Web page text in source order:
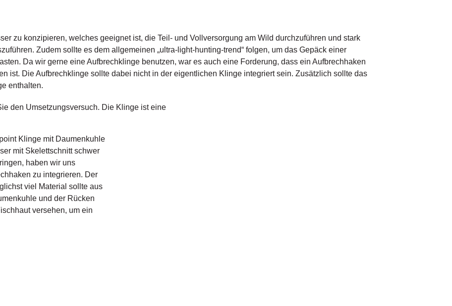
zu konzipieren, welches geeignet ist, die Teil- und Vollversorgung am Wild durchzuführen und stark
Zudem sollte es dem allgemeinen „ultra-light-hunting-trend“ folgen, um das Gepäck einer
Da wir gerne eine Aufbrechklinge benutzen, war es auch eine Forderung, dass ein Aufbrechhaken
ist. Die Aufbrechklinge sollte dabei nicht in der eigentlichen Klinge integriert sein. Zusätzlich sollte das
enthalten.
den Umsetzungsversuch. Die Klinge ist eine
Klinge mit Daumenkuhle
mit Skelettschnitt schwer
haben wir uns
zu integrieren. Der
viel Material sollte aus
und der Rücken
versehen, um ein